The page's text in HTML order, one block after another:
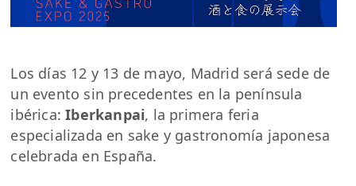
Los días 12 y 13 de mayo, Madrid será sede de
un evento sin precedentes en la península
ibérica:Iberkanpai, la primera feria
especializada en sake y gastronomía japonesa
celebrada en España.